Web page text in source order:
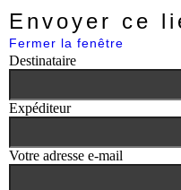
Envoyer ce
Fermer la fenêtre
Destinataire
Expéditeur
Votre adresse e-mail